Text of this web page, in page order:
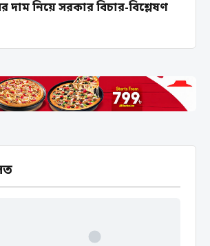
দাম নিয়ে সরকার বিচার-বিশ্লেষণ